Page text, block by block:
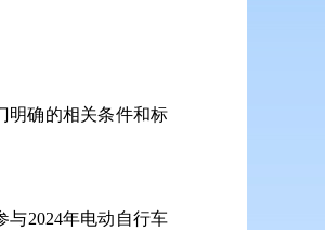
明确的相关条件和标
与2024年电动自行车